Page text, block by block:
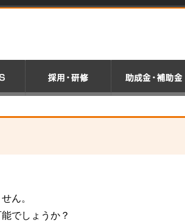
ん。
でしょうか？